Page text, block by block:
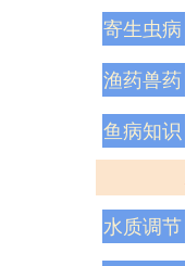
寄生虫病
渔药兽药
鱼病知识
水质调节